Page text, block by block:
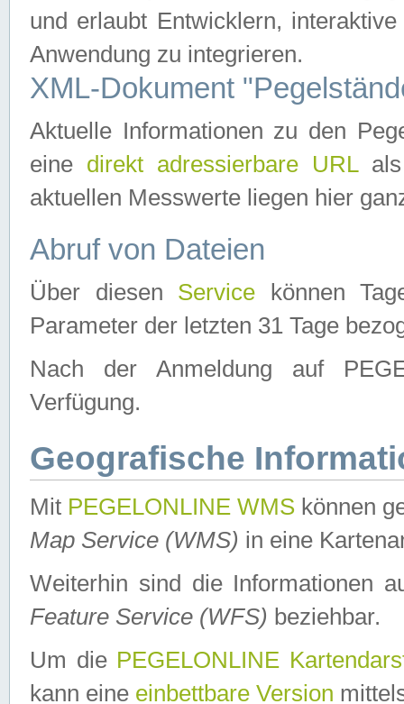
und erlaubt Entwicklern,
Anwendung zu integrieren.
XML-Dokument
Aktuelle Informationen zu den
eine direkt adressierbare URLals
aktuellen Messwerte liegen hier
Abruf von Dateien
Über diesen Service können
Parameter der letzten 31 Tage
Nach der Anmeldung auf
Verfügung.
Geografische
Mit PEGELONLINE WMS können
Map Service (WMS) in eine
Weiterhin sind die Informationen
Feature Service (WFS) beziehbar.
Um die PEGELONLINE
kann eine einbettbare Version